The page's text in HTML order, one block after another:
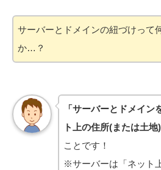
サーバーとドメインの紐づけって
か…？
「サーバーとドメイン
ト上の住所(または土地
ことです！
※サーバーは「ネット